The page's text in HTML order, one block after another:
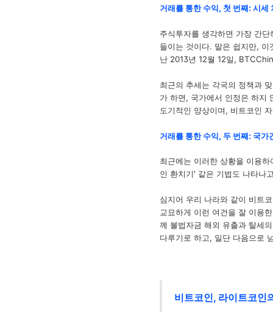
거래를 통한 수익, 첫 번째: 시세
주식투자를 생각하면 가장 간
들이는 것이다. 말은 쉽지만,
난 2013년 12월 12일,
최근의 추세는 각국의 정책과
가 하면, 국가에서 인정은 하지
도기적인 양상이며, 비트코인
거래를 통한 수익, 두 번째: 국가
최근에는 이러한 상황을 이용
인 환치기' 같은 기법도 나타나
심지어 우리 나라와 같이 비트
교묘하게 이런 여건을 잘 이용
께 불법자금 해외 유출과 탈세
다루기로 하고, 일단 다음으로
비트코인, 라이트코